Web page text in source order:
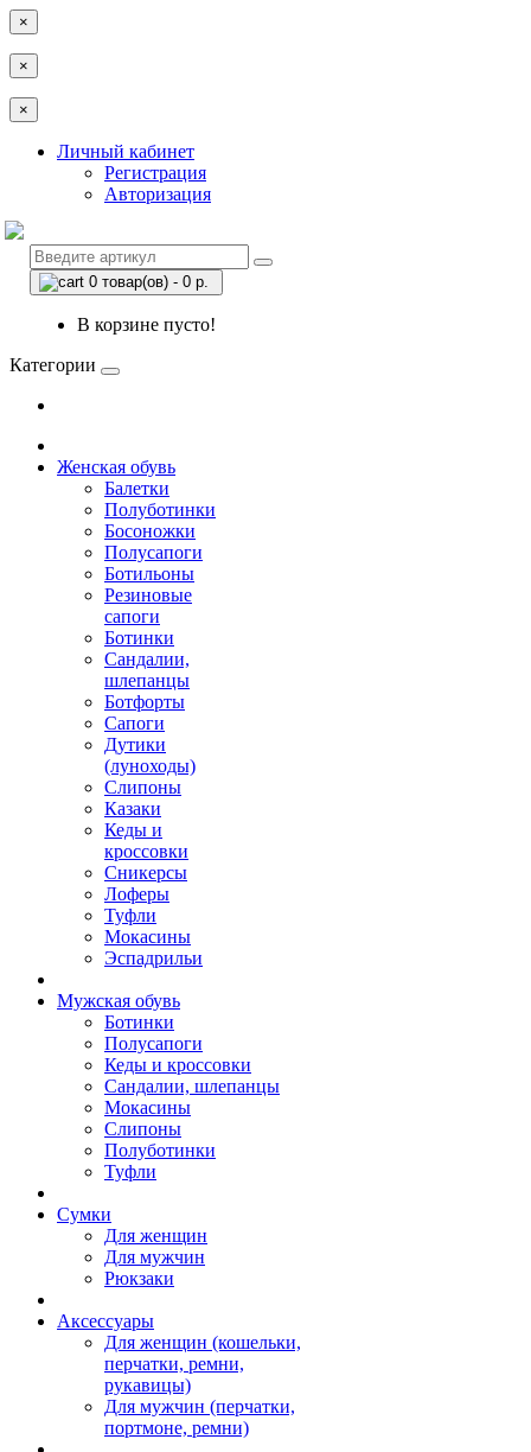
×
×
×
Личный кабинет
Регистрация
Авторизация
0 товар(ов) - 0 р.
В корзине пусто!
Категории
Женская обувь
Балетки
Полуботинки
Босоножки
Полусапоги
Ботильоны
Резиновые
сапоги
Ботинки
Сандалии,
шлепанцы
Ботфорты
Сапоги
Дутики
(луноходы)
Слипоны
Казаки
Кеды и
кроссовки
Сникерсы
Лоферы
Туфли
Мокасины
Эспадрильи
Мужская обувь
Ботинки
Полусапоги
Кеды и кроссовки
Сандалии, шлепанцы
Мокасины
Слипоны
Полуботинки
Туфли
Сумки
Для женщин
Для мужчин
Рюкзаки
Аксессуары
Для женщин (кошельки,
перчатки, ремни,
рукавицы)
Для мужчин (перчатки,
портмоне, ремни)